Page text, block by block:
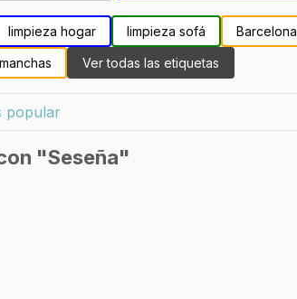
limpieza hogar limpieza sofá Barcelona
Ver todas las etiquetas
popular
"Seseña"